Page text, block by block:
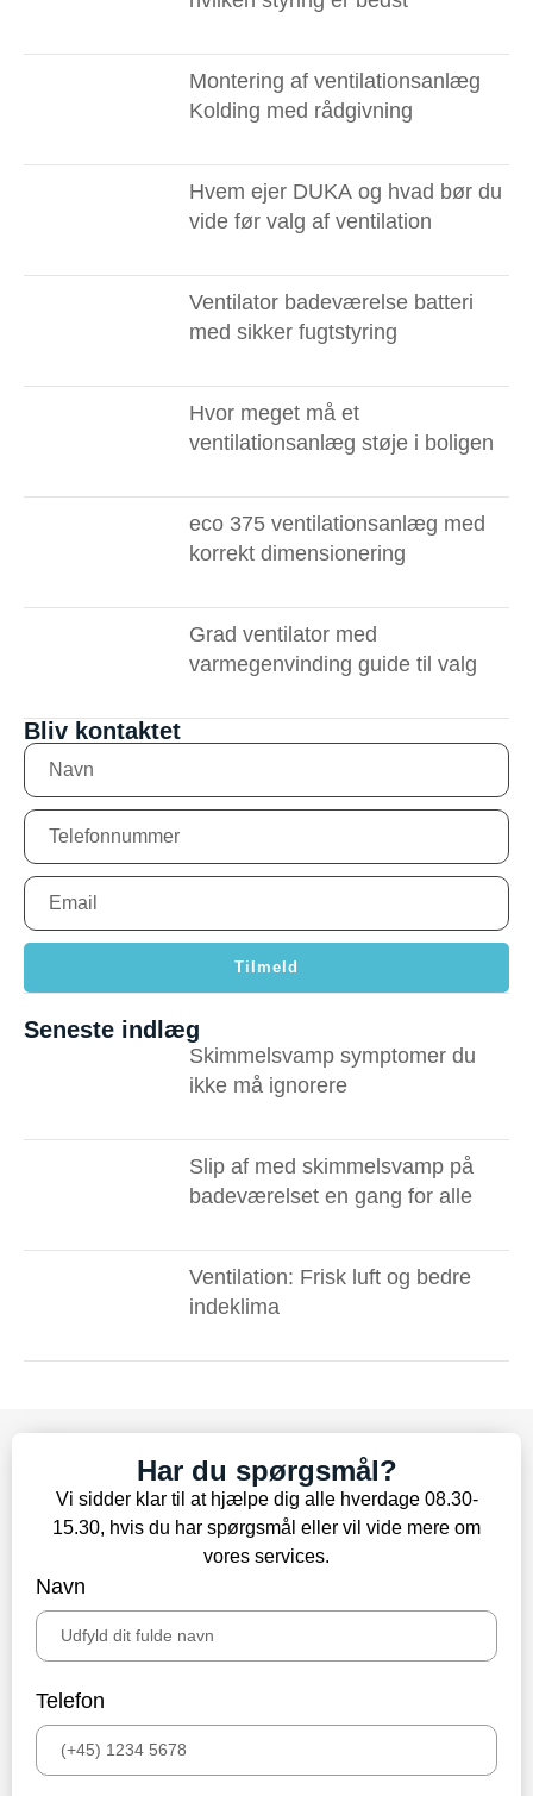
Montering af ventilationsanlæg
Kolding med rådgivning
Hvem ejer DUKA og hvad bør du
vide før valg af ventilation
Ventilator badeværelse batteri
med sikker fugtstyring
Hvor meget må et
ventilationsanlæg støje i boligen
eco 375 ventilationsanlæg med
korrekt dimensionering
Grad ventilator med
varmegenvinding guide til valg
Bliv kontaktet
Tilmeld
Seneste indlæg
Skimmelsvamp symptomer du
ikke må ignorere ​
Slip af med skimmelsvamp på
badeværelset en gang for alle
Ventilation: Frisk luft og bedre
indeklima
Har du spørgsmål?
Vi sidder klar til at hjælpe dig alle hverdage 08.30-
15.30, hvis du har spørgsmål eller vil vide mere om
vores services.
Navn
Telefon